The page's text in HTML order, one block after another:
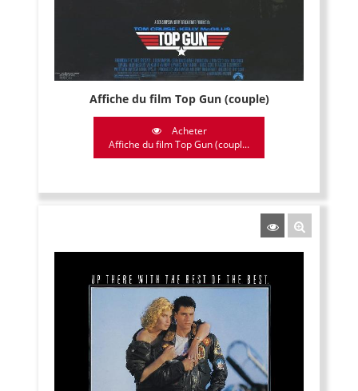
Affiche du film Top Gun (couple)
Acheter
Affiche du film Top Gun (coupl...